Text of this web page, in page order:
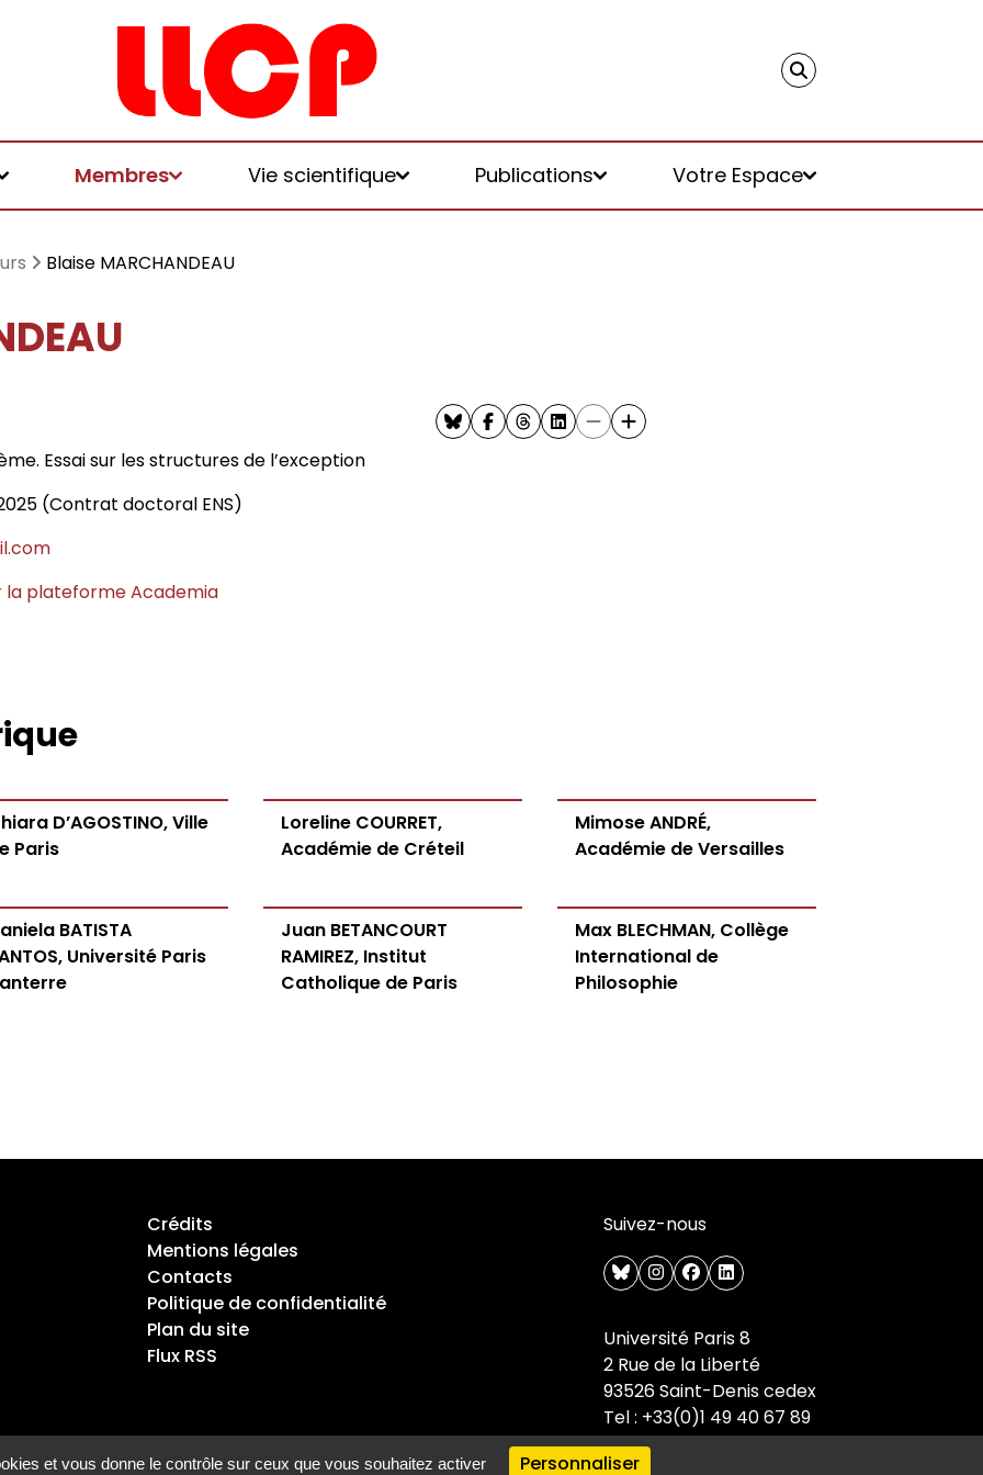
et vous donne le contrôle sur ceux que vous souhaitez activer Personnaliser
Membres Vie scientifique Publications Votre Espace
logiques de
écologies, politiques
foucaldiennes
programmes
honoraires
Blaise MARCHANDEAU
Essai sur les structures de l’exception
(Contrat doctoral ENS)
la plateforme Academia
D’AGOSTINO, Ville
Paris
Loreline COURRET,
Académie de Créteil
Mimose ANDRÉ,
Académie de Versailles
BATISTA
Université Paris
Juan BETANCOURT
RAMIREZ, Institut
Catholique de Paris
Max BLECHMAN, Collège
International de
Philosophie
Crédits
Mentions légales
Contacts
Politique de confidentialité
Plan du site
Flux RSS
Suivez-nous
blueskyinstagram
facebook
linkedin
Université Paris 8
2 Rue de la Liberté
93526 Saint-Denis cedex
Tel : +33(0)1 49 40 67 89